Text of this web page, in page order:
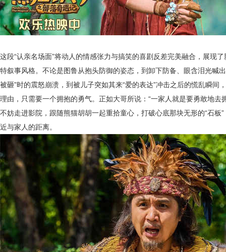
这段“认亲名场面”将动人的情感张力与搞笑的喜剧反差完美融合，展现
特叙事风格。 不论是图鲁从抱头防御的姿态，到卸下防备、眼含泪光喊出
被砸”时的震怒崩溃，到被儿子突如其来“爱的表达”冲击之后的慌乱瞬间
理由，只需要一个拥抱的勇气。正如大哥所说：“一家人就是要勇敢地去
不妨走进影院，跟随熊猫胡胡一起重拾童心，打破心底那块无形的“石板
近与家人的距离。